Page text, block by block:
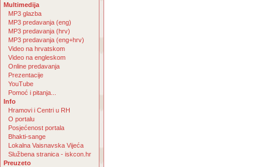
Multimedija
MP3 glazba
MP3 predavanja (eng)
MP3 predavanja (hrv)
MP3 predavanja (eng+hrv)
Video na hrvatskom
Video na engleskom
Online predavanja
Prezentacije
YouTube
Pomoć i pitanja...
Info
Hramovi i Centri u RH
O portalu
Posjećenost portala
Bhakti-sange
Lokalna Vaisnavska Vijeća
Službena stranica - iskcon.hr
Preuzeto